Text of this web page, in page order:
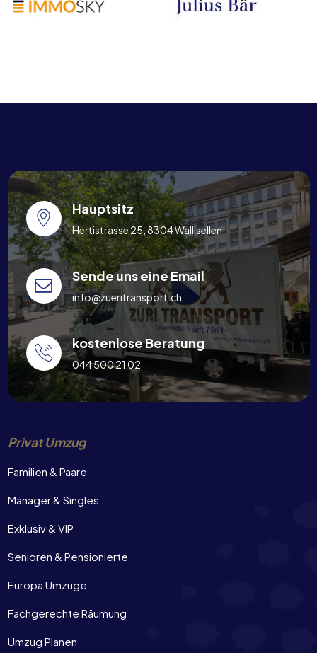
Hauptsitz
Hertistrasse 25, 8304 Wallisellen
Sende uns eine Email
info@zueritransport.ch
kostenlose Beratung
044 500 21 02
Privat Umzug
Familien & Paare
Manager & Singles
Exklusiv & VIP
Senioren & Pensionierte
Europa Umzüge
Fachgerechte Räumung
Umzug Planen